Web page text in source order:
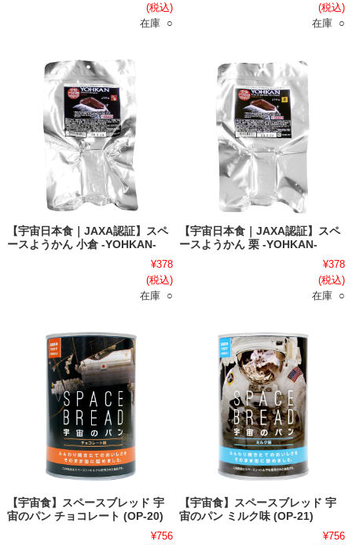
(税込)
在庫 ○
(税込)
在庫 ○
【宇宙日本食｜JAXA認証】スペ
ースようかん 小倉 -YOHKAN-
¥378
(税込)
在庫 ○
【宇宙日本食｜JAXA認証】スペ
ースようかん 栗 -YOHKAN-
¥378
(税込)
在庫 ○
【宇宙食】スペースブレッド 宇
宙のパン チョコレート (OP-20)
¥756
【宇宙食】スペースブレッド 宇
宙のパン ミルク味 (OP-21)
¥756